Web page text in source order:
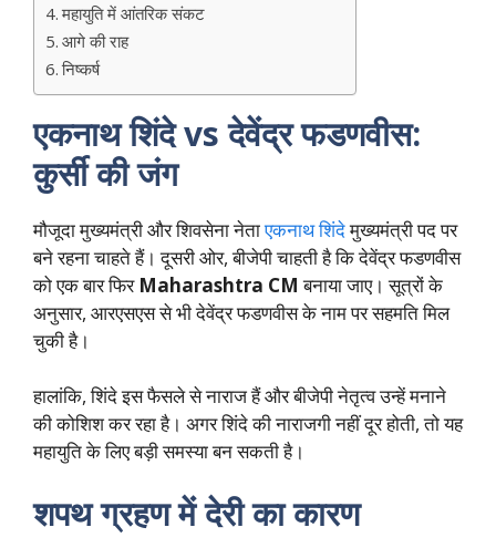
महायुति में आंतरिक संकट
आगे की राह
निष्कर्ष
एकनाथ शिंदे vs देवेंद्र फडणवीस:
कुर्सी की जंग
मौजूदा मुख्यमंत्री और शिवसेना नेताएकनाथ शिंदेमुख्यमंत्री पद पर
बने रहना चाहते हैं। दूसरी ओर, बीजेपी चाहती है कि देवेंद्र फडणवीस
को एक बार फिर Maharashtra CM बनाया जाए। सूत्रों के
अनुसार, आरएसएस से भी देवेंद्र फडणवीस के नाम पर सहमति मिल
चुकी है।
हालांकि, शिंदे इस फैसले से नाराज हैं और बीजेपी नेतृत्व उन्हें मनाने
की कोशिश कर रहा है। अगर शिंदे की नाराजगी नहीं दूर होती, तो यह
महायुति के लिए बड़ी समस्या बन सकती है।
शपथ ग्रहण में देरी का कारण